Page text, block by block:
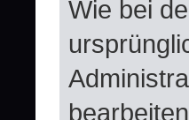
Wie bei